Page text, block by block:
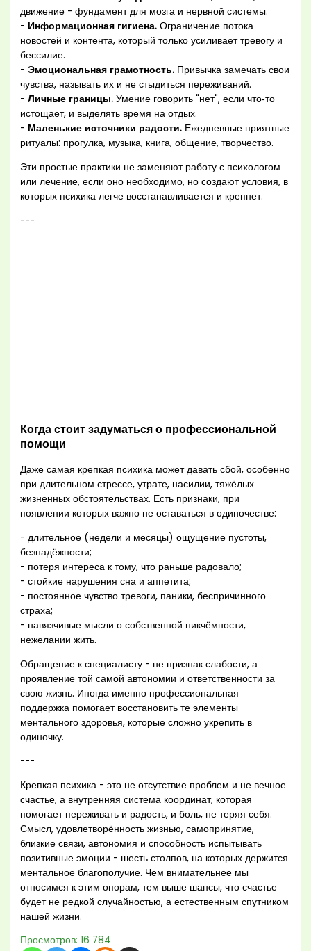
движение - фундамент для мозга и нервной системы.
- Информационная гигиена. Ограничение потока
новостей и контента, который только усиливает тревогу и
бессилие.
-Эмоциональная грамотность. Привычка замечать свои
чувства, называть их и не стыдиться переживаний.
-Личные границы. Умение говорить "нет", если что‑то
истощает, и выделять время на отдых.
- Маленькие источники радости. Ежедневные приятные
ритуалы: прогулка, музыка, книга, общение, творчество.
Эти простые практики не заменяют работу с психологом
или лечение, если оно необходимо, но создают условия, в
которых психика легче восстанавливается и крепнет.
---
Когда стоит задуматься о профессиональной
помощи
Даже самая крепкая психика может давать сбой, особенно
при длительном стрессе, утрате, насилии, тяжёлых
жизненных обстоятельствах. Есть признаки, при
появлении которых важно не оставаться в одиночестве:
- длительное (недели и месяцы) ощущение пустоты,
безнадёжности;
- потеря интереса к тому, что раньше радовало;
- стойкие нарушения сна и аппетита;
- постоянное чувство тревоги, паники, беспричинного
страха;
- навязчивые мысли о собственной никчёмности,
нежелании жить.
Обращение к специалисту - не признак слабости, а
проявление той самой автономии и ответственности за
свою жизнь. Иногда именно профессиональная
поддержка помогает восстановить те элементы
ментального здоровья, которые сложно укрепить в
одиночку.
---
Крепкая психика - это не отсутствие проблем и не вечное
счастье, а внутренняя система координат, которая
помогает переживать и радость, и боль, не теряя себя.
Смысл, удовлетворённость жизнью, самопринятие,
близкие связи, автономия и способность испытывать
позитивные эмоции - шесть столпов, на которых держится
ментальное благополучие. Чем внимательнее мы
относимся к этим опорам, тем выше шансы, что счастье
будет не редкой случайностью, а естественным спутником
нашей жизни.
Просмотров: 16 784